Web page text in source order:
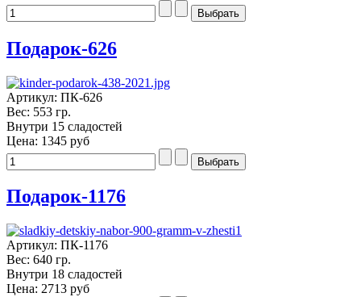
Подарок-626
Артикул: ПК-626
Вес: 553 гр.
Внутри 15 сладостей
Цена: 1345 руб
Подарок-1176
Артикул: ПК-1176
Вес: 640 гр.
Внутри 18 сладостей
Цена: 2713 руб